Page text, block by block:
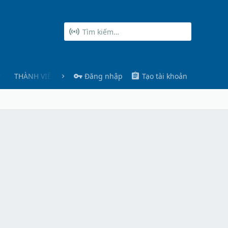
THÀNH VIÊN Đăng nhập Tạo tài khoản